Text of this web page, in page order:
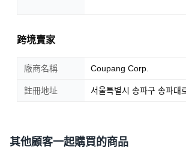
跨境賣家
廠商名稱 Coupang Corp.
註冊地址 서울특별시 송파구 송파대
其他顧客一起購買的商品